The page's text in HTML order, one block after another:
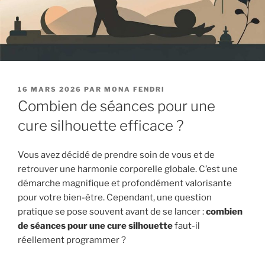
PUBLIÉ
LE
16 MARS 2026 PAR MONA FENDRI
Combien de séances pour une
cure silhouette efficace ?
Vous avez décidé de prendre soin de vous et de
retrouver une harmonie corporelle globale. C’est une
démarche magnifique et profondément valorisante
pour votre bien-être. Cependant, une question
pratique se pose souvent avant de se lancer :combien
de séances pour une cure silhouettefaut-il
réellement programmer ?